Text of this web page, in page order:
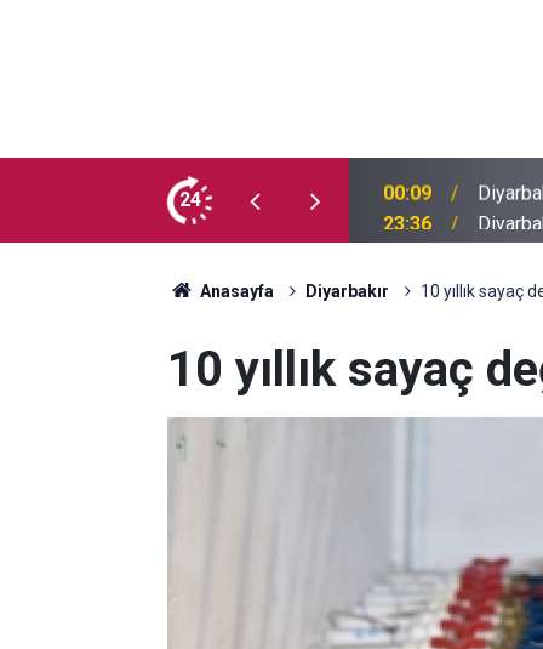
24
kez doğum günü kutladılar 23:36
Anasayfa Diyarbakır 10 yıllık sayaç
10 yıllık sayaç